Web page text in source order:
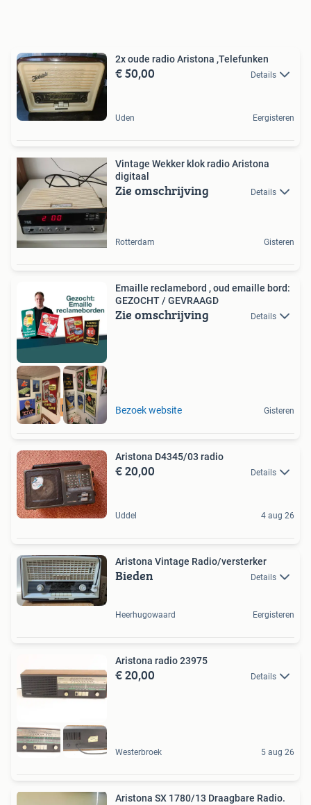
2x oude radio Aristona ,Telefunken
€ 50,00 Details
Uden Eergisteren
Vintage Wekker klok radio Aristona
digitaal
Zie omschrijving Details
Rotterdam Gisteren
RECLAMEBORDEN
Emaille reclamebord , oud emaille bord:
GEZOCHT / GEVRAAGD
Zie omschrijving Details
Bezoek website Gisteren
Aristona D4345/03 radio
€ 20,00 Details
Uddel 4 aug 26
Aristona Vintage Radio/versterker
Bieden Details
Heerhugowaard Eergisteren
Aristona radio 23975
€ 20,00 Details
Westerbroek 5 aug 26
Aristona SX 1780/13 Draagbare Radio.